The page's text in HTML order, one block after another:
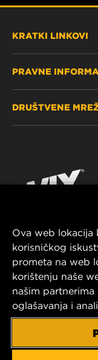
KRATKI LINKOVI
GDJE KUPITI
KONTAKTIRAJTE
PRAVNE
IMPRESSUM
DRUŠTVENE
YouTube
MANN+HUMMEL
ul. Wrocławska
63-800
Tel. +48 65 572
E-mail:
MANN+HUMMEL
Ova web lokacija
korisničkog
prometa na web
korištenju naše
našim
oglašavanja i